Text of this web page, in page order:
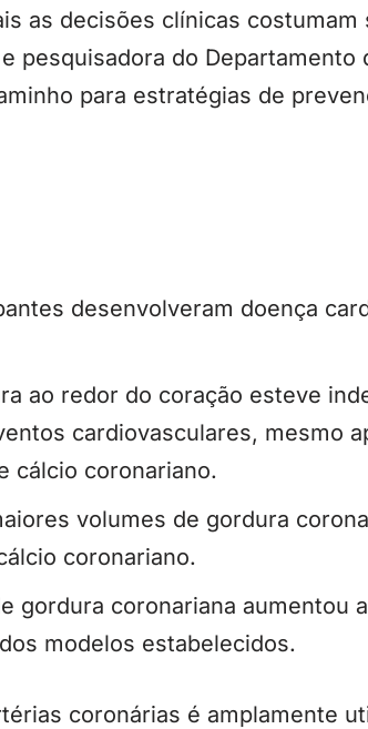
as decisões clínicas costumam
pesquisadora do Departamento
para estratégias de
desenvolveram doença
ao redor do coração esteve
cardiovasculares, mesmo
cálcio coronariano.
volumes de gordura
coronariano.
gordura coronariana aumentou
modelos estabelecidos.
coronárias é amplamente